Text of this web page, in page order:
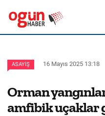
ASAYIŞ 16 Mayıs 2025 13:18
Orman
amfibik uçaklar